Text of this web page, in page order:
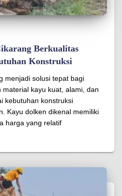
Berkualitas
Konstruksi
menjadi solusi tepat bagi
kayu kuat, alami, dan
kebutuhan konstruksi
Kayu dolken dikenal memiliki
harga yang relatif